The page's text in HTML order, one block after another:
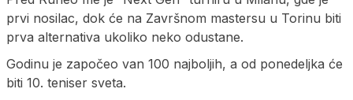
prvi nosilac, dok će na Završnom mastersu u Torinu biti
prva alternativa ukoliko neko odustane.
Godinu je započeo van 100 najboljih, a od ponedeljka će
biti 10. teniser sveta.